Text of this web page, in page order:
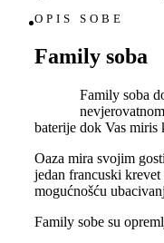
OPIS SOBE
Family soba
Family soba
baterije dok Vas miris
Oaza mira svojim
jedan francuski
mogućnošću
Family sobe su